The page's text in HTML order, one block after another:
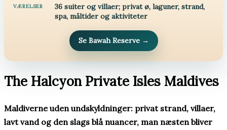
VÆRELSER
36 suiter og villaer; privat ø, laguner, strand,
spa, måltider og aktiviteter
Se Bawah Reserve →
The Halcyon Private Isles Maldives
Maldiverne uden undskyldninger: privat strand, villaer,
lavt vand og den slags blå nuancer, man næsten bliver